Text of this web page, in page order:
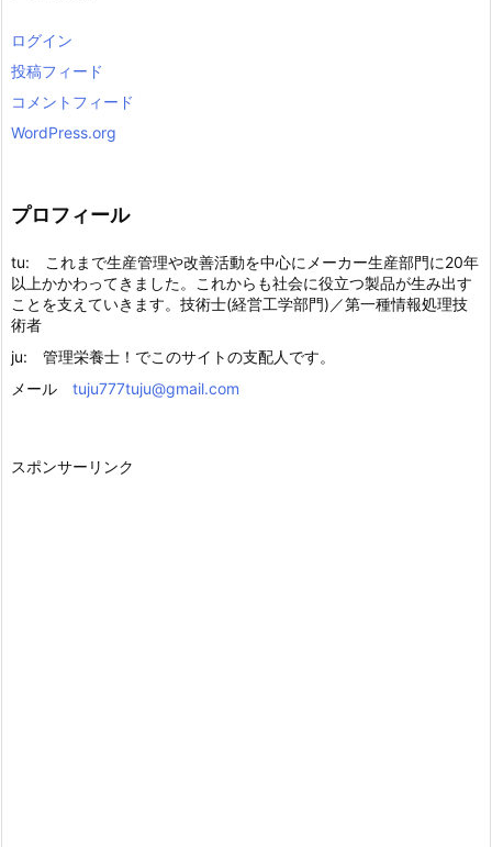
ログイン
投稿フィード
コメントフィード
WordPress.org
プロフィール
tu: これまで生産管理や改善活動を中心にメーカー生産部門に20年
以上かかわってきました。これからも社会に役立つ製品が生み出す
ことを支えていきます。技術士(経営工学部門)／第一種情報処理技
術者
ju: 管理栄養士！でこのサイトの支配人です。
メール tuju777tuju@gmail.com
スポンサーリンク